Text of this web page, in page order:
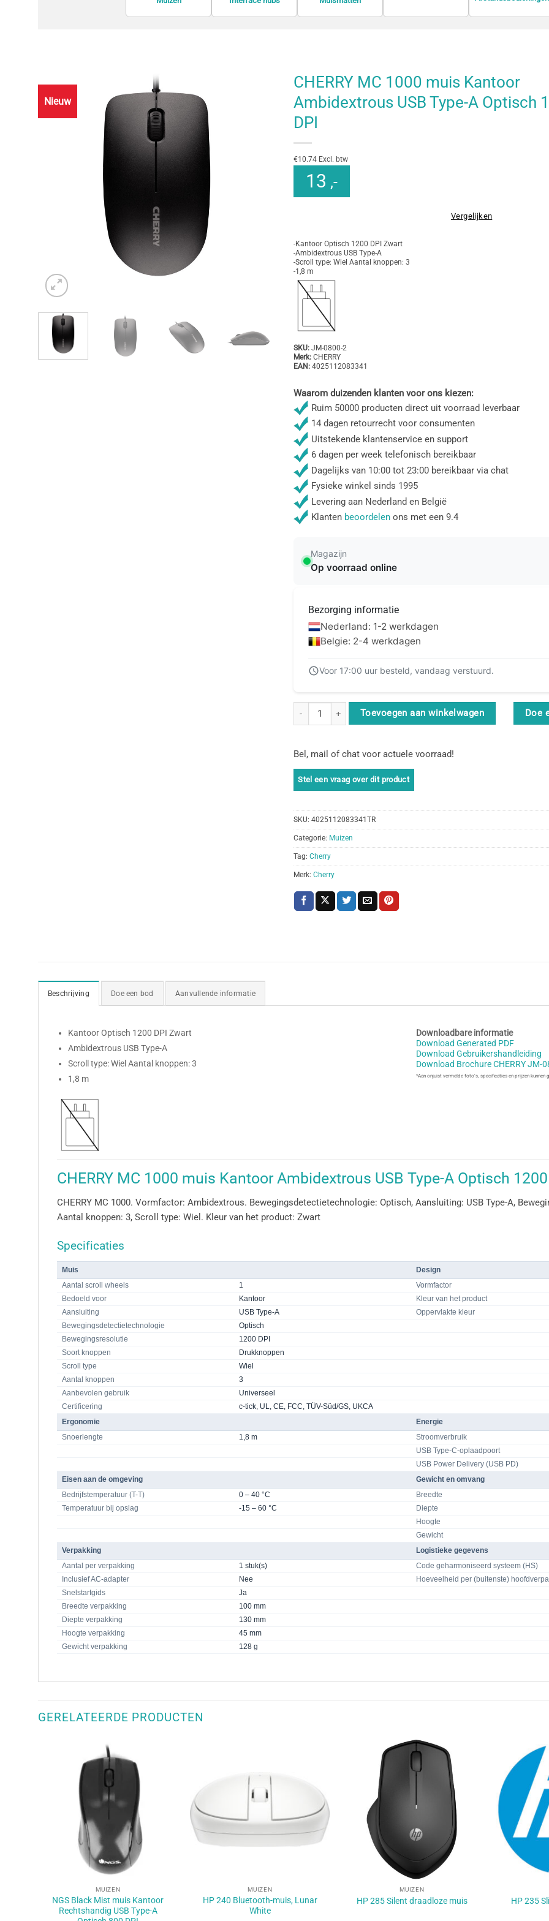
Nieuw
CHERRY MC 1000 muis Kantoor
Ambidextrous USB Type-A Optisch
DPI
€10.74 Excl. btw
13 ,-
Vergelijken
-Kantoor Optisch 1200 DPI Zwart
-Ambidextrous USB Type-A
-Scroll type: Wiel Aantal knoppen: 3
-1,8 m
SKU:JM-0800-2
Merk:CHERRY
EAN:4025112083341
Waarom duizenden klanten voor ons kiezen:
Ruim 50000 producten direct uit voorraad leverbaar
14 dagen retourrecht voor consumenten
Uitstekende klantenservice en support
6 dagen per week telefonisch bereikbaar
Dagelijks van 10:00 tot 23:00 bereikbaar via chat
Fysieke winkel sinds 1995
Levering aan Nederland en België
Klanten beoordelenons met een 9.4
Magazijn
Op voorraad online
Bezorging informatie
Nederland: 1-2 werkdagen
Belgie: 2-4 werkdagen
Voor 17:00 uur besteld, vandaag verstuurd.
CHERRY MC 1000 muis Kantoor Ambidextrous USB Type-A Optisch
Toevoegen aan winkelwagen Doe
Bel, mail of chat voor actuele voorraad!
SKU: 4025112083341TR
Categorie: Muizen
Tag: Cherry
Merk: Cherry
Beschrijving Doe een bod Aanvullende informatie
Kantoor Optisch 1200 DPI Zwart
Ambidextrous USB Type-A
Scroll type: Wiel Aantal knoppen: 3
1,8 m
Downloadbare informatie
Download Generated PDF
Download Gebruikershandleiding
Download Brochure CHERRY JM-
*Aan onjuist vermelde foto’s, specificaties en prijzen kunnen
CHERRY MC 1000 muis Kantoor Ambidextrous USB Type-A Optisch
CHERRY MC 1000. Vormfactor: Ambidextrous. Bewegingsdetectietechnologie: Optisch, Aansluiting: USB Type-A,
Aantal knoppen: 3, Scroll type: Wiel. Kleur van het product: Zwart
Specificaties
Muis
Design
Aantal scroll wheels
1 Vormfactor
Bedoeld voor
Kantoor Kleur van het product
Aansluiting
USB Type-A Oppervlakte kleur
Bewegingsdetectietechnologie
Optisch
Bewegingsresolutie
1200 DPI
Soort knoppen
Drukknoppen
Scroll type
Wiel
Aantal knoppen
3
Aanbevolen gebruik
Universeel
Certificering
c-tick, UL, CE, FCC, TÜV-Süd/GS, UKCA
Ergonomie
Energie
Snoerlengte
1,8 m Stroomverbruik
USB Type-C-oplaadpoort
USB Power Delivery (USB PD)
Eisen aan de omgeving
Gewicht en omvang
Bedrijfstemperatuur (T-T)
0 – 40 °C Breedte
Temperatuur bij opslag
-15 – 60 °C Diepte
Hoogte
Gewicht
Verpakking
Logistieke gegevens
Aantal per verpakking
1 stuk(s) Code geharmoniseerd systeem (HS)
Inclusief AC-adapter
Nee Hoeveelheid per (buitenste)
Snelstartgids
Ja
Breedte verpakking
100 mm
Diepte verpakking
130 mm
Hoogte verpakking
45 mm
Gewicht verpakking
128 g
GERELATEERDE PRODUCTEN
MUIZEN
NGS Black Mist muis Kantoor
Rechtshandig USB Type-A
MUIZEN
HP 240 Bluetooth-muis, Lunar
White
MUIZEN
HP 285 Silent draadloze muis HP 235